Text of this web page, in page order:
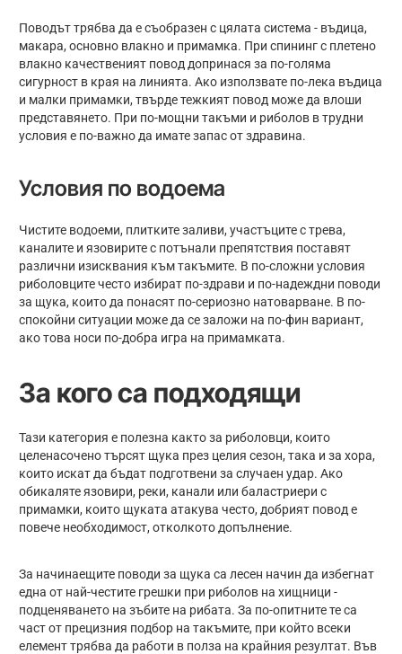
Поводът трябва да е съобразен с цялата система - въдица,
макара, основно влакно и примамка. При спининг с плетено
влакно качественият повод допринася за по-голяма
сигурност в края на линията. Ако използвате по-лека въдица
и малки примамки, твърде тежкият повод може да влоши
представянето. При по-мощни такъми и риболов в трудни
условия е по-важно да имате запас от здравина.
Условия по водоема
Чистите водоеми, плитките заливи, участъците с трева,
каналите и язовирите с потънали препятствия поставят
различни изисквания към такъмите. В по-сложни условия
риболовците често избират по-здрави и по-надеждни поводи
за щука, които да понасят по-сериозно натоварване. В по-
спокойни ситуации може да се заложи на по-фин вариант,
ако това носи по-добра игра на примамката.
За кого са подходящи
Тази категория е полезна както за риболовци, които
целенасочено търсят щука през целия сезон, така и за хора,
които искат да бъдат подготвени за случаен удар. Ако
обикаляте язовири, реки, канали или баластриери с
примамки, които щуката атакува често, добрият повод е
повече необходимост, отколкото допълнение.
За начинаещите поводи за щука са лесен начин да избегнат
една от най-честите грешки при риболов на хищници -
подценяването на зъбите на рибата. За по-опитните те са
част от прецизния подбор на такъмите, при който всеки
елемент трябва да работи в полза на крайния резултат. Във